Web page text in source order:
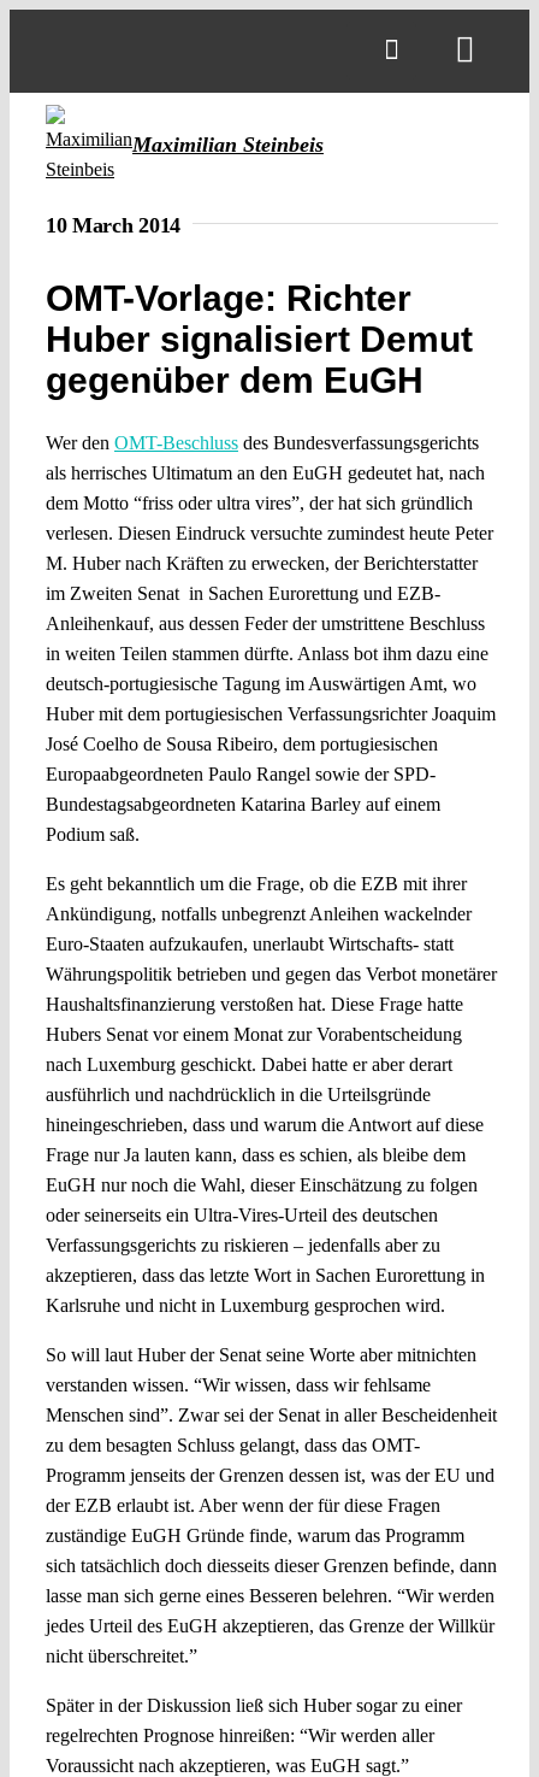
Maximilian Steinbeis
10 March 2014
OMT-Vorlage: Richter
Huber signalisiert Demut
gegenüber dem EuGH
Wer den OMT-Beschlussdes Bundesverfassungsgerichts
als herrisches Ultimatum an den EuGH gedeutet hat, nach
dem Motto “friss oder ultra vires”, der hat sich gründlich
verlesen. Diesen Eindruck versuchte zumindest heute Peter
M. Huber nach Kräften zu erwecken, der Berichterstatter
im Zweiten Senat in Sachen Eurorettung und EZB-
Anleihenkauf, aus dessen Feder der umstrittene Beschluss
in weiten Teilen stammen dürfte. Anlass bot ihm dazu eine
deutsch-portugiesische Tagung im Auswärtigen Amt, wo
Huber mit dem portugiesischen Verfassungsrichter Joaquim
José Coelho de Sousa Ribeiro, dem portugiesischen
Europaabgeordneten Paulo Rangel sowie der SPD-
Bundestagsabgeordneten Katarina Barley auf einem
Podium saß.
Es geht bekanntlich um die Frage, ob die EZB mit ihrer
Ankündigung, notfalls unbegrenzt Anleihen wackelnder
Euro-Staaten aufzukaufen, unerlaubt Wirtschafts- statt
Währungspolitik betrieben und gegen das Verbot monetärer
Haushaltsfinanzierung verstoßen hat. Diese Frage hatte
Hubers Senat vor einem Monat zur Vorabentscheidung
nach Luxemburg geschickt. Dabei hatte er aber derart
ausführlich und nachdrücklich in die Urteilsgründe
hineingeschrieben, dass und warum die Antwort auf diese
Frage nur Ja lauten kann, dass es schien, als bleibe dem
EuGH nur noch die Wahl, dieser Einschätzung zu folgen
oder seinerseits ein Ultra-Vires-Urteil des deutschen
Verfassungsgerichts zu riskieren – jedenfalls aber zu
akzeptieren, dass das letzte Wort in Sachen Eurorettung in
Karlsruhe und nicht in Luxemburg gesprochen wird.
So will laut Huber der Senat seine Worte aber mitnichten
verstanden wissen. “Wir wissen, dass wir fehlsame
Menschen sind”. Zwar sei der Senat in aller Bescheidenheit
zu dem besagten Schluss gelangt, dass das OMT-
Programm jenseits der Grenzen dessen ist, was der EU und
der EZB erlaubt ist. Aber wenn der für diese Fragen
zuständige EuGH Gründe finde, warum das Programm
sich tatsächlich doch diesseits dieser Grenzen befinde, dann
lasse man sich gerne eines Besseren belehren. “Wir werden
jedes Urteil des EuGH akzeptieren, das Grenze der Willkür
nicht überschreitet.”
Später in der Diskussion ließ sich Huber sogar zu einer
regelrechten Prognose hinreißen: “Wir werden aller
Voraussicht nach akzeptieren, was EuGH sagt.”